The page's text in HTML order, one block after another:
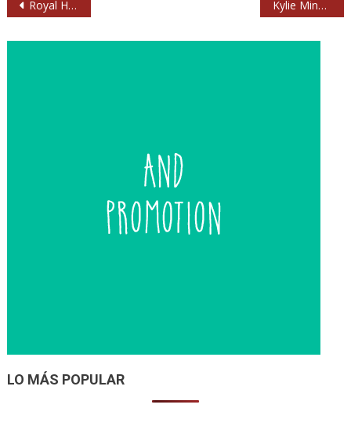
Royal Hunt en Barcelona, Madrid, San Sebastián y Zaragoza Kylie Minogue estrena single: ‘Into the Blue’
LO MÁS POPULAR